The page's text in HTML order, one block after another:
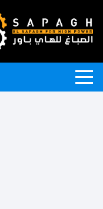
إلى
المحتوى